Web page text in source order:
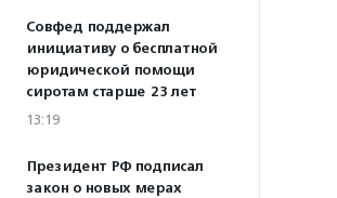
Совфед поддержал
инициативу о бесплатной
юридической помощи
сиротам старше 23 лет
13:19
Президент РФ подписал
закон о новых мерах